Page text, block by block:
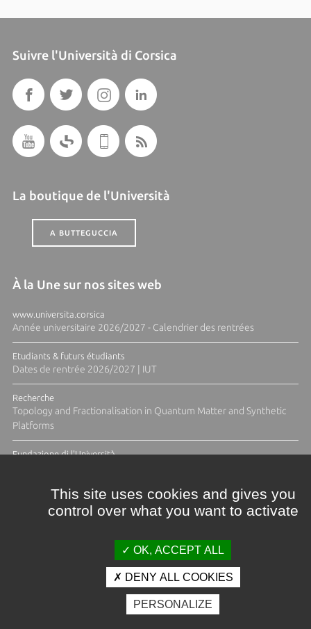
Suivre l'Università di Corsica
La boutique de l'Università
A BUTTEGUCCIA
À la Une sur nos sites web
www.universita.corsica
Année universitaire 2026/2027 - Calendrier des rentrées
Etudiants & futurs étudiants
Dates de rentrée 2026/2027 | IUT
Recherche
Topology and Fractionalisation in Quantum Matter and Synthetic
Platforms
Fundazione di l'Università
Crédits et mentions légales
Espace presse
Photothèque
This site uses cookies and gives you
control over what you want to activate
OK, ACCEPT ALL
DENY ALL COOKIES
PERSONALIZE